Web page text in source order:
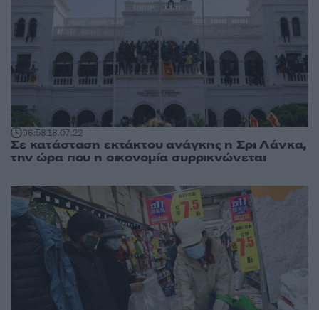
06:5818.07.22
Σε κατάσταση εκτάκτου ανάγκης η Σρι Λάνκα,
την ώρα που η οικονομία συρρικνώνεται